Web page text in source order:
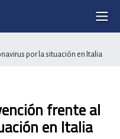
por la situación en Italia
frente al
en Italia